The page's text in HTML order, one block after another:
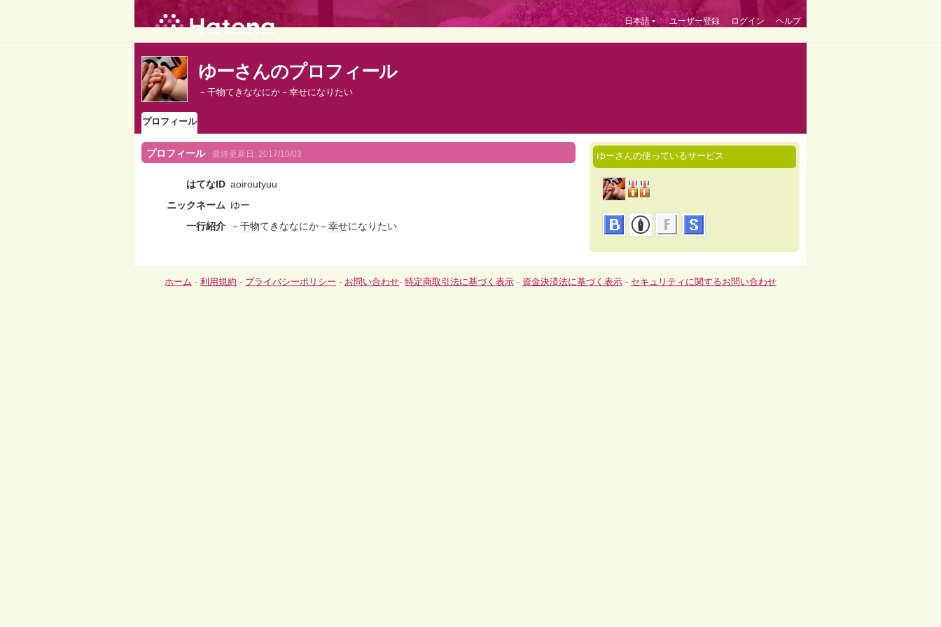
日本語 ユーザー登録 ログイン ヘルプ
ゆーさんのプロフィール
－干物てきななにか－幸せになりたい
プロフィール
プロフィール 最終更新日: 2017/10/03
はてなID aoiroutyuu
ニックネーム ゆー
一行紹介
－ 干物てきななにか－ 幸せになりたい
ゆーさんの使っているサービス
ホーム - 利用規約 - プライバシーポリシー - お問い合わせ- 特定商取引法に基づく表示 - 資金決済法に基づく表示 - セキュリティに関するお問い合わせ